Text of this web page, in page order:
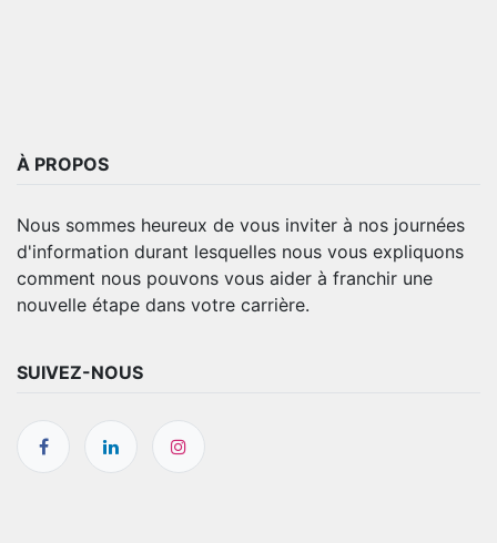
À PROPOS
Nous sommes heureux de vous inviter à nos journées
d'information durant lesquelles nous vous expliquons
comment nous pouvons vous aider à franchir une
nouvelle étape dans votre carrière.
SUIVEZ-NOUS